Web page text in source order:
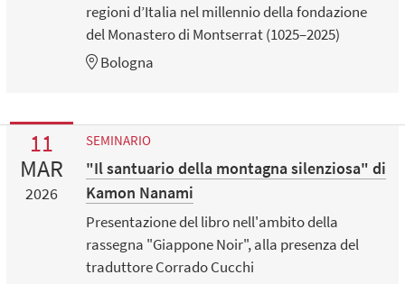
regioni d’Italia nel millennio della fondazione
del Monastero di Montserrat (1025–2025)
Bologna
11
MAR
2026
SEMINARIO
"Il santuario della montagna silenziosa" di
Kamon Nanami
Presentazione del libro nell'ambito della
rassegna "Giappone Noir", alla presenza del
traduttore Corrado Cucchi